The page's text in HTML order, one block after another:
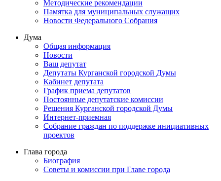
Методические рекомендации
Памятка для муниципальных служащих
Новости Федерального Cобрания
Дума
Общая информация
Новости
Ваш депутат
Депутаты Курганской городской Думы
Кабинет депутата
График приема депутатов
Постоянные депутатские комиссии
Решения Курганской городской Думы
Интернет-приемная
Собрание граждан по поддержке инициативных
проектов
Глава города
Биография
Советы и комиссии при Главе города